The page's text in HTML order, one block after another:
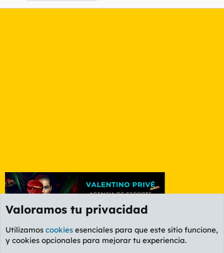
Etiquetas
Valoramos tu privacidad
Utilizamos cookies esenciales para que este sitio funcione,
y cookies opcionales para mejorar tu experiencia.